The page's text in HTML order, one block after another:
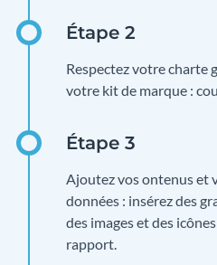
Respectez votre charte
votre kit de marque :
Ajoutez vos ontenus et
données : insérez des
des images et des
rapport.